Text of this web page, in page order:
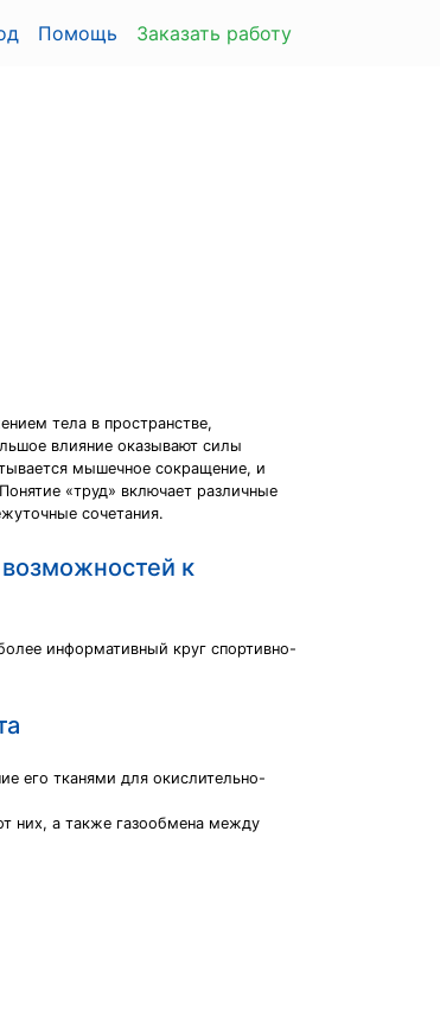
Помощь Заказать работу
тела в пространстве,
влияние оказывают силы
мышечное сокращение, и
«труд» включает различные
сочетания.
к
информативный круг спортивно-
его тканями для окислительно-
них, а также газообмена между